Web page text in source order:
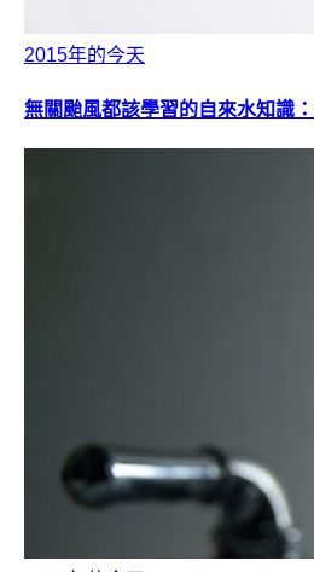
2015年的今天
無關颱風都該學習的自來水知識